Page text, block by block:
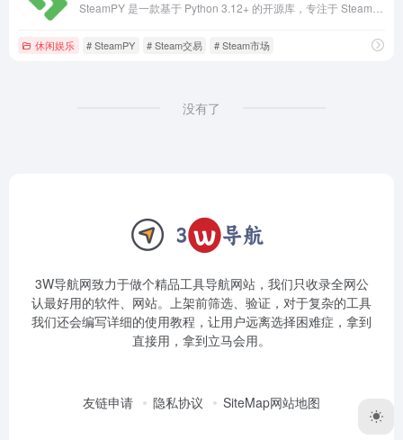
休闲娱乐 # SteamPY # Steam交易 # Steam市场
没有了
3W导航网致力于做个精品工具导航网站，我们只收录全网公
认最好用的软件、网站。上架前筛选、验证，对于复杂的工具
我们还会编写详细的使用教程，让用户远离选择困难症，拿到
直接用，拿到立马会用。
友链申请 隐私协议 SiteMap网站地图